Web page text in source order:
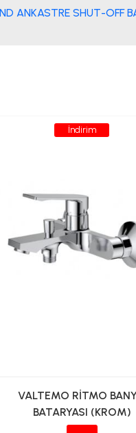
ANKASTRE SHUT-OFF
İndirim
VALTEMO RİTMO
BATARYASI (KROM)